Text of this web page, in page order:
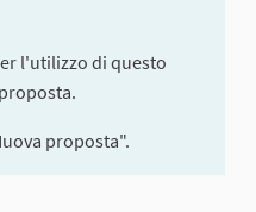
l'utilizzo di questo
proposta".